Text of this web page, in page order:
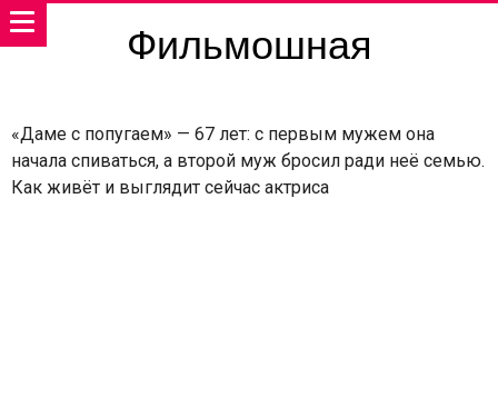
Фильмошная
«Даме с попугаем» — 67 лет: с первым мужем она
начала спиваться, а второй муж бросил ради неё семью.
Как живёт и выглядит сейчас актриса